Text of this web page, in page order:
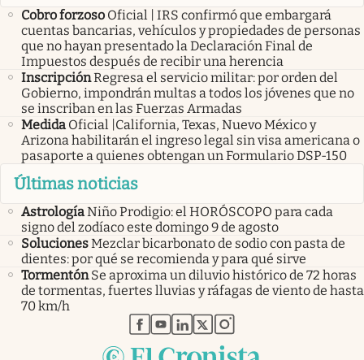
Cobro forzoso Oficial | IRS confirmó que embargará
cuentas bancarias, vehículos y propiedades de personas
que no hayan presentado la Declaración Final de
Impuestos después de recibir una herencia
InscripciónRegresa el servicio militar: por orden del
Gobierno, impondrán multas a todos los jóvenes que no
se inscriban en las Fuerzas Armadas
Medida Oficial |California, Texas, Nuevo México y
Arizona habilitarán el ingreso legal sin visa americana o
pasaporte a quienes obtengan un Formulario DSP-150
Últimas noticias
AstrologíaNiño Prodigio: el HORÓSCOPO para cada
signo del zodíaco este domingo 9 de agosto
SolucionesMezclar bicarbonato de sodio con pasta de
dientes: por qué se recomienda y para qué sirve
Tormentón Se aproxima un diluvio histórico de 72 horas
de tormentas, fuertes lluvias y ráfagas de viento de hasta
70 km/h
abre en nueva pestaña
abre en nueva pestaña
abre en nueva pestaña
abre en nueva pestaña
abre en nueva pestaña